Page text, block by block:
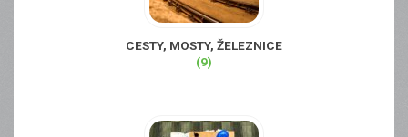
CESTY, MOSTY, ŽELEZNICE
(9)